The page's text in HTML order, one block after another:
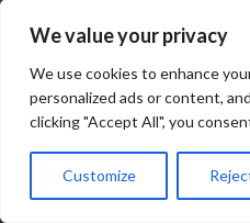
We value your privacy
We use cookies to enhance
personalized ads or content,
clicking "Accept All", you
Customize
SEO SERVICES COMPANY IN DELHI
SERVICE APARTMENTS BANGALORE
SERVICE APARTMENTS GACHIBOWLI